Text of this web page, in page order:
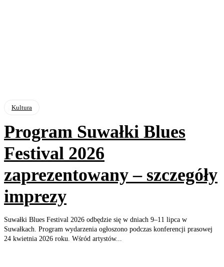
Kultura
Program Suwałki Blues
Festival 2026
zaprezentowany – szczegóły
imprezy
Suwałki Blues Festival 2026 odbędzie się w dniach 9–11 lipca w
Suwałkach. Program wydarzenia ogłoszono podczas konferencji prasowej
24 kwietnia 2026 roku. Wśród artystów...